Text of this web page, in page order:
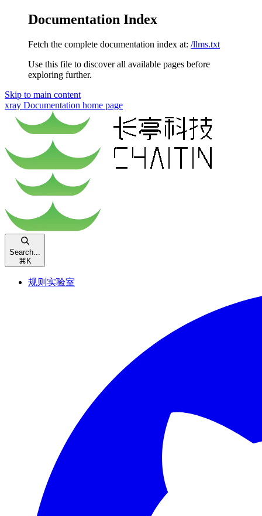
Documentation Index
Fetch the complete documentation index at: /llms.txt
Use this file to discover all available pages before
exploring further.
Skip to main content
xray Documentation home page
Search...
⌘ K
规则实验室